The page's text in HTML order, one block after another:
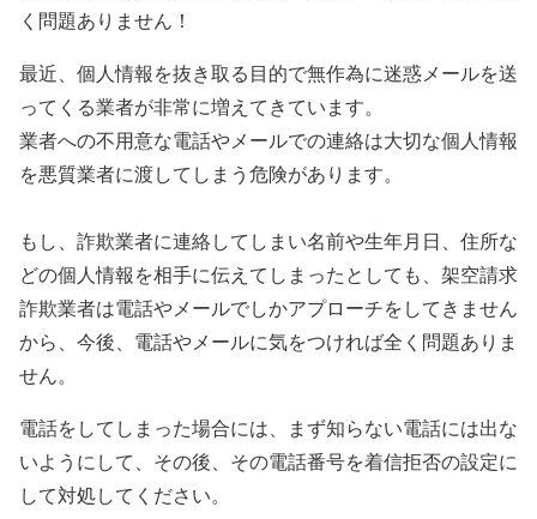
く問題ありません！
最近、個人情報を抜き取る目的で無作為に迷惑メールを送
ってくる業者が非常に増えてきています。
業者への不用意な電話やメールでの連絡は大切な個人情報
を悪質業者に渡してしまう危険があります。
もし、詐欺業者に連絡してしまい名前や生年月日、住所な
どの個人情報を相手に伝えてしまったとしても、架空請求
詐欺業者は電話やメールでしかアプローチをしてきません
から、今後、電話やメールに気をつければ全く問題ありま
せん。
電話をしてしまった場合には、まず知らない電話には出な
いようにして、その後、その電話番号を着信拒否の設定に
して対処してください。